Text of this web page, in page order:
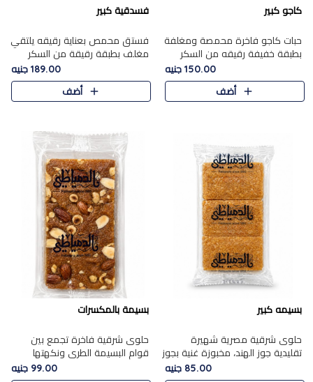
كاجو كبير
حبات كاجو فاخرة محمصة ومغلفة
بطبقة خفيفة رقيقه من السكر
المكرمل، تجمع بين توازن النعومة
زبدية غنية فاخرة والقرمشة
المرضية في حلوى شرقية بطاب..
150.00 جنيه
أضف
فسدقية كبير
فستق محمص بعناية رقيقه يلتقي
مغلف بطبقة رقيقة من السكر
المكرمل، ليقدم مذاقًا فاخرًا حلوي
شرقية فاخرة ونكهة غنية ناتي تميز
كل قطعة و قوام هش
189.00 جنيه
أضف
بسيمه كبير
حلوى شرقية مصرية شهيرة
تقليدية جوز الهند، مخبوزة غنية بجوز
الهند، بلمسه ذهبية وتتميز بقوامها
المرمل وطعمها اللذيذ الذي يشبه
85.00 جنيه
بسيمة بالمكسرات
حلوى شرقية فاخرة تجمع بين
قوام البسيمة الطري ونكهتها
الغنية، مزينة بتشكيلة مختارة من
اللوز والبندق والمكسرات الفاخرة.
99.00 جنيه